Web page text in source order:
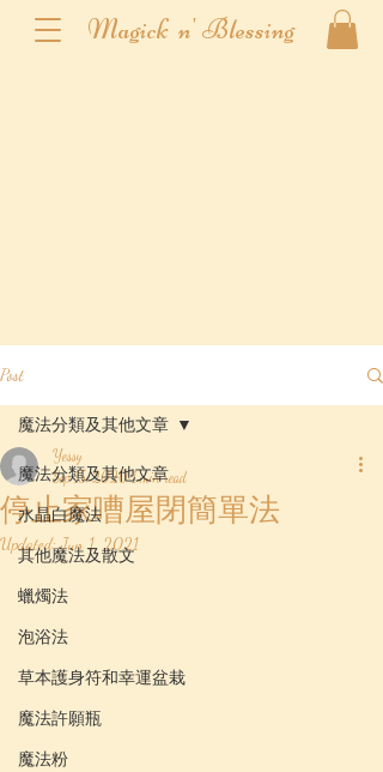
Magick n' Blessing
Post
魔法分類及其他文章
水晶白魔法
其他魔法及散文
蠟燭法
泡浴法
草本護身符和幸運盆栽
魔法許願瓶
魔法粉
魔法分類及其他文章
停止家嘈屋閉簡單法
Yessy
Sep 15, 2020 1 min read
Updated:Jun 1, 2021